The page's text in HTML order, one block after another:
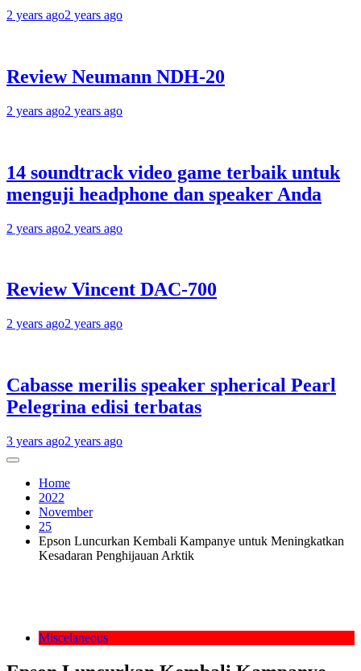
2 years ago2 years ago
Review Neumann NDH-20
2 years ago2 years ago
14 soundtrack video game terbaik untuk
menguji headphone dan speaker Anda
2 years ago2 years ago
Review Vincent DAC-700
2 years ago2 years ago
Cabasse merilis speaker spherical Pearl
Pelegrina edisi terbatas
3 years ago2 years ago
Home
2022
November
25
Epson Luncurkan Kembali Kampanye untuk Meningkatkan
Kesadaran Penghijauan Arktik
Miscelaneous